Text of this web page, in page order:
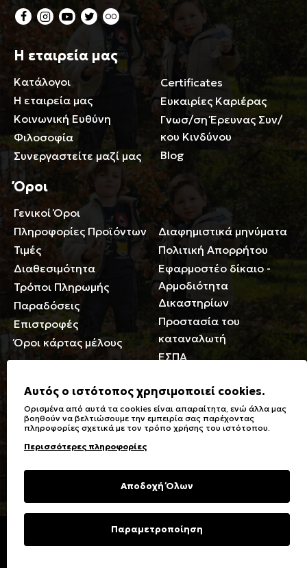
Η εταιρεία μας
Κατάλογοι
Η εταιρεία μας
Κοινωνική Ευθύνη
Φιλοσοφία
Συνεργαστείτε μαζί μας
Certificates
Ευκαιρίες Καριέρας
Γνωσ/ση Έρευνας Συν/
κου Κινδύνου
Blog
Όροι
Γενικοί Όροι
Πληροφορίες Προϊόντων
Τιμές
Διαθεσιμότητα
Τρόποι Πληρωμής
Παραδόσεις
Επιστροφές
Όροι κάρτας μέλους
Περιορισμοί ευθύνης
Διαφημιστικά μηνύματα
Πολιτική Απορρήτου
Εφαρμοστέο δίκαιο -
Αρμοδιότητα
Δικαστηρίων
Προστασία του
καταναλωτή
ΕΣΠΑ
Γενικά
Καταστήματα
Ειδικές Εκπτώσεις ΑμΕΑ
Δωροκάρτες
Συχνές Ερωτήσεις
Φροντίδα Ρούχων
Σύμβολα πλύσης,
σιδερώματος
υφασμάτων
Επικοινωνία
Copyright © 2023 Energiers.gr
Αυτός ο ιστότοπος χρησιμοποιεί cookies.
Ορισμένα από αυτά τα cookies είναι απαραίτητα, ενώ άλλα μας
βοηθούν να βελτιώσουμε την εμπειρία σας παρέχοντας
πληροφορίες σχετικά με τον τρόπο χρήσης του ιστότοπου.
Περισσότερες πληροφορίες
Αποδοχή Όλων
Παραμετροποίηση